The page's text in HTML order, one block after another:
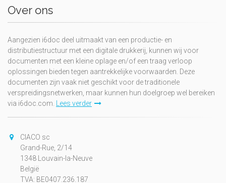
Over ons
Aangezien i6doc deel uitmaakt van een productie- en
distributiestructuur met een digitale drukkerij, kunnen wij voor
documenten met een kleine oplage en/of een traag verloop
oplossingen bieden tegen aantrekkelijke voorwaarden. Deze
documenten zijn vaak niet geschikt voor de traditionele
verspreidingsnetwerken, maar kunnen hun doelgroep wel bereiken
via i6doc.com. Lees verder
CIACO sc
Grand-Rue, 2/14
1348 Louvain-la-Neuve
België
TVA: BE0407.236.187